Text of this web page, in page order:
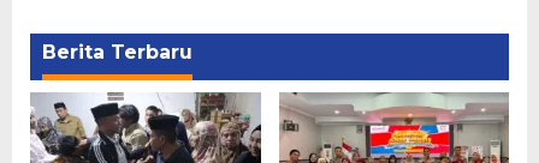
Berita Terbaru